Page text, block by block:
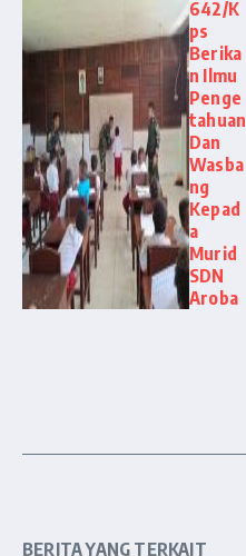
642/K
ps
Berika
n Ilmu
Penge
tahuan
Dan
Wasba
ng
Kepad
a
Murid
SDN
Aroba
BERITA YANG TERKAIT